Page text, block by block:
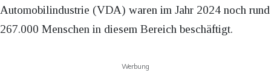
Automobilindustrie (VDA) waren im Jahr 2024 noch rund
267.000 Menschen in diesem Bereich beschäftigt.
Werbung